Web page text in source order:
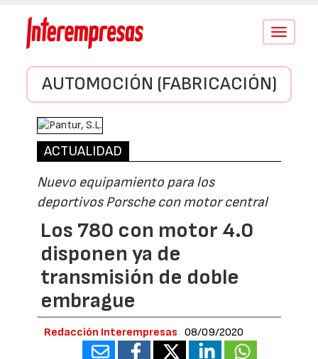
Conmutar
AUTOMOCIÓN (FABRICACIÓN)
ACTUALIDAD
Nuevo equipamiento para los
deportivos Porsche con motor central
Los 780 con motor 4.0
disponen ya de
transmisión de doble
embrague
Redacción Interempresas 08/09/2020